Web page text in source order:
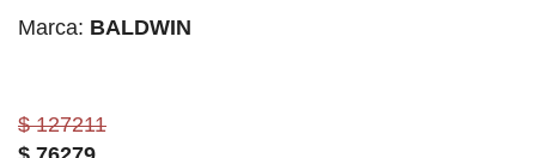
Marca: BALDWIN
$ 127211